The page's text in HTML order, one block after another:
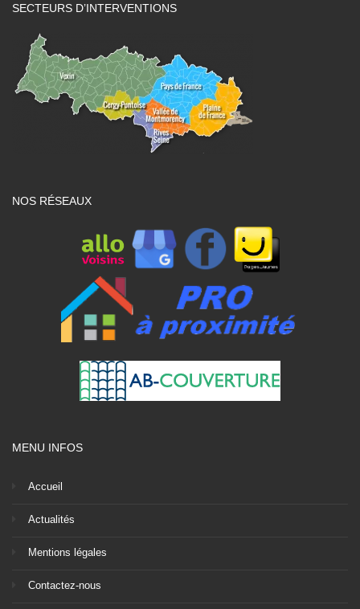
SECTEURS D’INTERVENTIONS
NOS RÉSEAUX
MENU INFOS
Accueil
Actualités
Mentions légales
Contactez-nous